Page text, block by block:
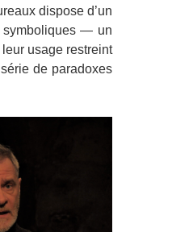
dispose d’un
symboliques — un
usage restreint
de paradoxes